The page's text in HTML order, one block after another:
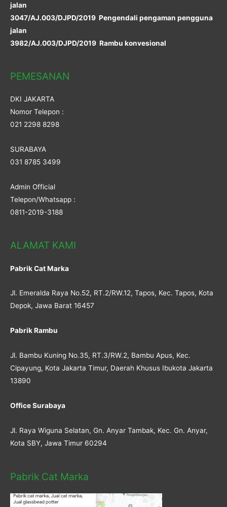
jalan
3047/AJ.003/DJPD/2019 Pengendali pengaman pengguna
jalan
3982/AJ.003/DJPD/2019 Rambu konvesional
PEMESANAN
DKI JAKARTA
Nomor Telepon :
021 2298 8298
SURABAYA
031 8785 3499
Admin Official
Telepon/Whatsapp :
0811-2019-3188
ALAMAT KAMI
Pabrik Cat Marka
Jl. Emeralda Raya No.52, RT.2/RW.12, Tapos, Kec. Tapos, Kota
Depok, Jawa Barat 16457
Pabrik Rambu
Jl. Bambu Kuning No.35, RT.3/RW.2, Bambu Apus, Kec.
Cipayung, Kota Jakarta Timur, Daerah Khusus Ibukota Jakarta
13890
Office Surabaya
Jl. Raya Wiguna Selatan, Gn. Anyar Tambak, Kec. Gn. Anyar,
Kota SBY, Jawa Timur 60294
Pabrik Cat Marka